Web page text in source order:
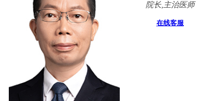
院长,主治医师
在线客服